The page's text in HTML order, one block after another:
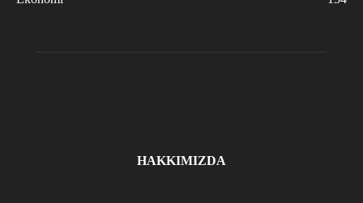
HAKKIMIZDA